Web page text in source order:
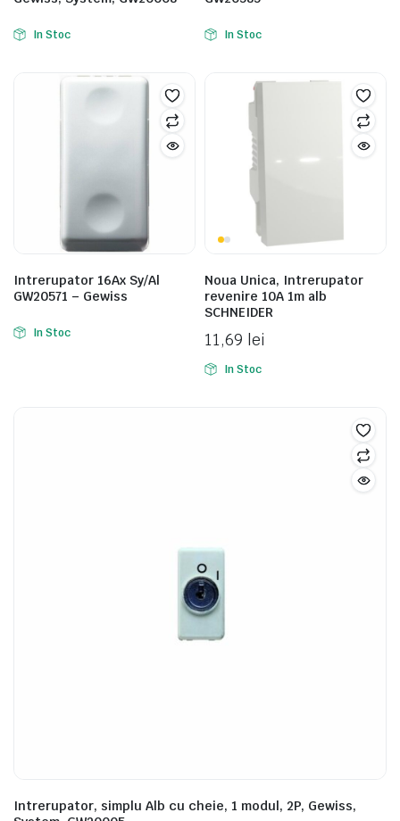
In Stoc In Stoc
Intrerupator 16Ax Sy/Al
GW20571 – Gewiss
In Stoc
Noua Unica, Intrerupator
revenire 10A 1m alb
SCHNEIDER
11,69 lei
In Stoc
Intrerupator, simplu Alb cu cheie, 1 modul, 2P, Gewiss,